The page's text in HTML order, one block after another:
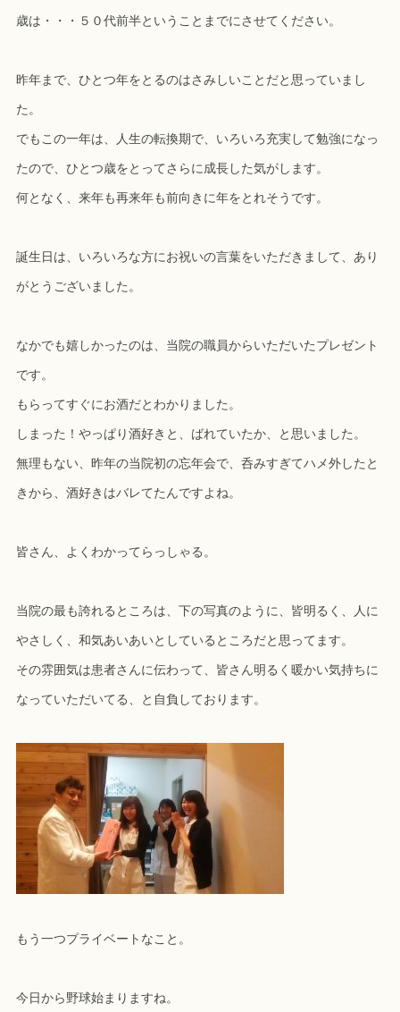
歳は・・・５０代前半ということまでにさせてください。
昨年まで、ひとつ年をとるのはさみしいことだと思っていまし
た。
でもこの一年は、人生の転換期で、いろいろ充実して勉強になっ
たので、ひとつ歳をとってさらに成長した気がします。
何となく、来年も再来年も前向きに年をとれそうです。
誕生日は、いろいろな方にお祝いの言葉をいただきまして、あり
がとうございました。
なかでも嬉しかったのは、当院の職員からいただいたプレゼント
です。
もらってすぐにお酒だとわかりました。
しまった！やっぱり酒好きと、ばれていたか、と思いました。
無理もない、昨年の当院初の忘年会で、呑みすぎてハメ外したと
きから、酒好きはバレてたんですよね。
皆さん、よくわかってらっしゃる。
当院の最も誇れるところは、下の写真のように、皆明るく、人に
やさしく、和気あいあいとしているところだと思ってます。
その雰囲気は患者さんに伝わって、皆さん明るく暖かい気持ちに
なっていただいてる、と自負しております。
もう一つプライベートなこと。
今日から野球始まりますね。